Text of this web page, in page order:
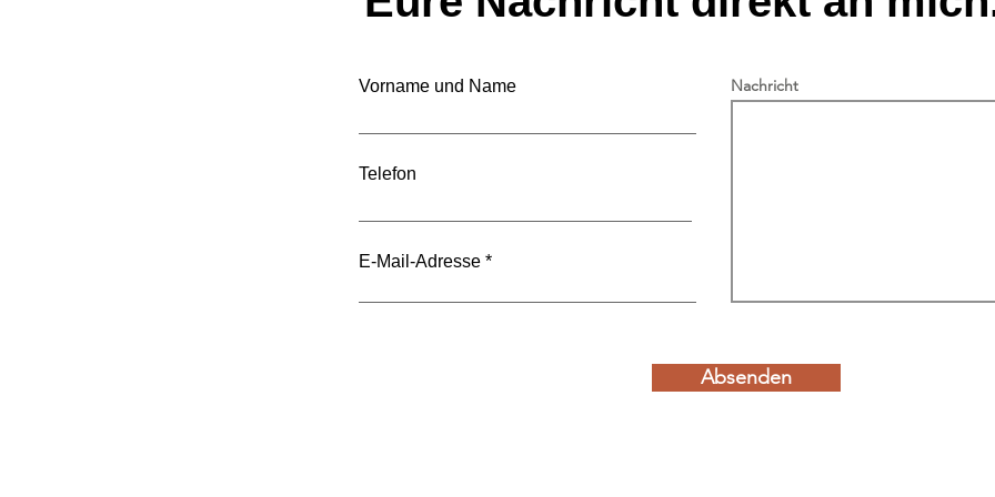
Der Staat wächst – doch
Bericht zur Sommersession
Vorname und Name
Telefon
E-Mail-Adresse
Nachricht
Absenden